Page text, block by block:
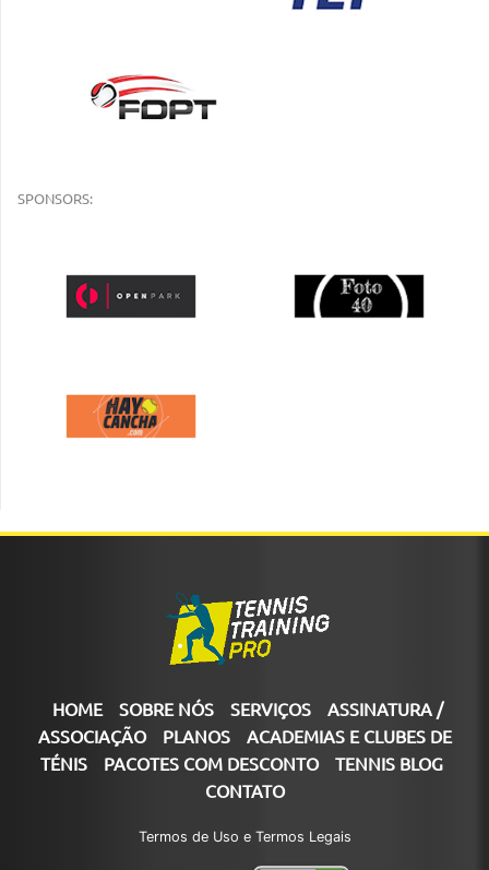
SPONSORS:
HOME SOBRE NÓS SERVIÇOS
ASSINATURA /
ASSOCIAÇÃO
PLANOS
ACADEMIAS E CLUBES DE
TÉNIS
PACOTES COM DESCONTO
TENNIS BLOG
CONTATO
Termos de Uso e Termos Legais